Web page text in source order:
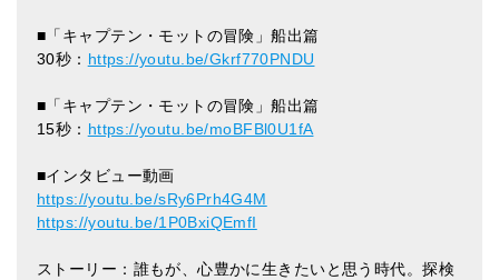
■「キャプテン・モットの冒険」船出篇
30秒： https://youtu.be/Gkrf770PNDU
■「キャプテン・モットの冒険」船出篇
15秒： https://youtu.be/moBFBl0U1fA
■インタビュー動画
https://youtu.be/sRy6Prh4G4M
https://youtu.be/1P0BxiQEmfI
ストーリー：誰もが、心豊かに生きたいと思う時代。探検